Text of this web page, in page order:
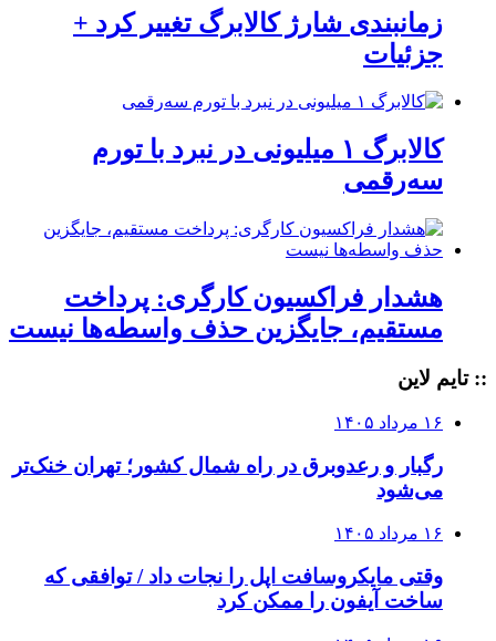
زمانبندی شارژ کالابرگ تغییر کرد +
جزئیات
کالابرگ ۱ میلیونی در نبرد با تورم
سه‌رقمی
هشدار فراکسیون کارگری: پرداخت
مستقیم، جایگزین حذف واسطه‌ها نیست
:: تایم لاین
۱۶ مرداد ۱۴۰۵
رگبار و رعدوبرق در راه شمال کشور؛ تهران خنک‌تر
می‌شود
۱۶ مرداد ۱۴۰۵
وقتی مایکروسافت اپل را نجات داد / توافقی که
ساخت آیفون را ممکن کرد